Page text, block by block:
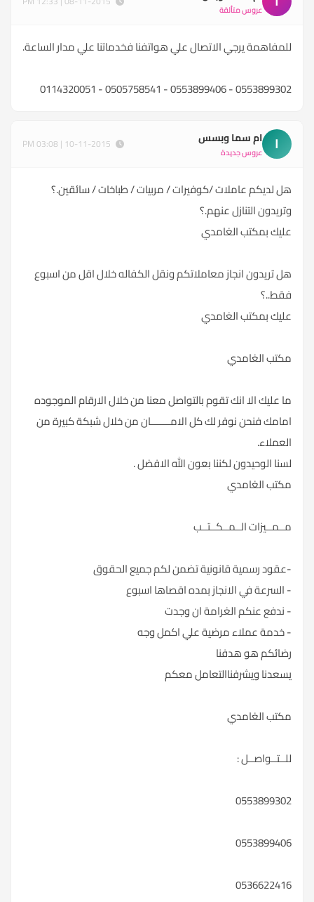
عروس متألقة
للمفاهمة يرجي الاتصال علي هواتفنا فخدماتنا علي مدار الساعة.
0553899302 - 0553899406 - 0505758541 - 0114320051
ا ام سما وبسس
عروس جديدة
هل لديكم عاملات /كوفيرات / مربيات / طباخات / سائقين.؟
وتريدون التنازل عنهم.؟
عليك بمكتب الغامدي
هل تريدون انجاز معاملاتكم ونقل الكفاله خلال اقل من اسبوع
فقط..؟
عليك بمكتب الغامدي
مكتب الغامدي
ما عليك الا انك تقوم بالتواصل معنا من خلال الارقام الموجوده
امامك فنحن نوفر لك كل الامـــــــان من خلال شبكة كبيرة من
العملاء.
لسنا الوحيدون لكننا بعون الله الافضل .
مكتب الغامدي
مــمــيزات الــمــكــتــب
-عقود رسمية قانونية تضمن لكم جميع الحقوق
- السرعة في الانجاز بمده اقصاها اسبوع
- ندفع عنكم الغرامة ان وجدت
- خدمة عملاء مرضية علي اكمل وجه
رضائكم هو هدفنا
يسعدنا ويشرفناالتعامل معكم
مكتب الغامدي
للــتــواصــل :
0553899302
0553899406
0536622416